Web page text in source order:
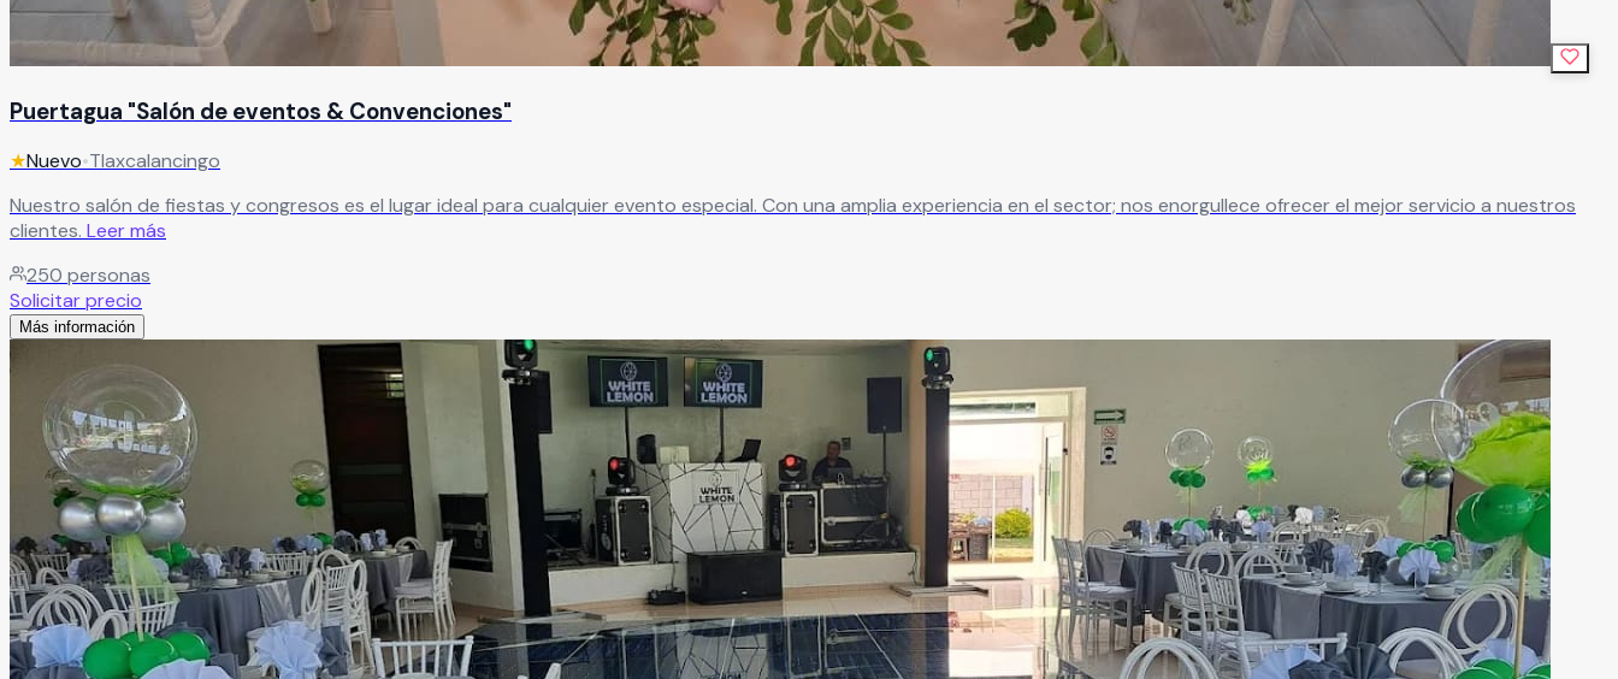
Puertagua "Salón de eventos & Convenciones"
★Nuevo•Tlaxcalancingo
Nuestro salón de fiestas y congresos es el lugar ideal para cualquier evento especial. Con una amplia experiencia en el sector; nos enorgullece ofrecer el mejor servicio a nuestros
clientes. Leer más
250 personas
Solicitar precio
Más información